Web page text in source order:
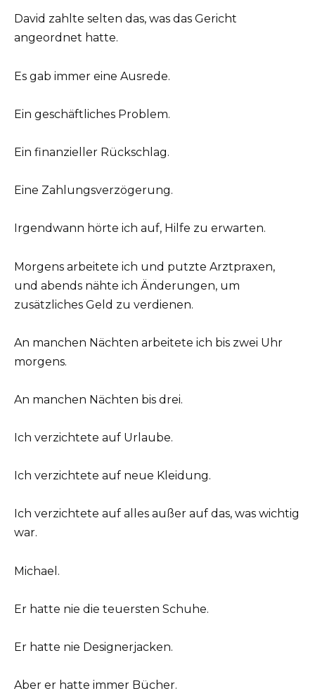
David zahlte selten das, was das Gericht
angeordnet hatte.
Es gab immer eine Ausrede.
Ein geschäftliches Problem.
Ein finanzieller Rückschlag.
Eine Zahlungsverzögerung.
Irgendwann hörte ich auf, Hilfe zu erwarten.
Morgens arbeitete ich und putzte Arztpraxen,
und abends nähte ich Änderungen, um
zusätzliches Geld zu verdienen.
An manchen Nächten arbeitete ich bis zwei Uhr
morgens.
An manchen Nächten bis drei.
Ich verzichtete auf Urlaube.
Ich verzichtete auf neue Kleidung.
Ich verzichtete auf alles außer auf das, was wichtig
war.
Michael.
Er hatte nie die teuersten Schuhe.
Er hatte nie Designerjacken.
Aber er hatte immer Bücher.